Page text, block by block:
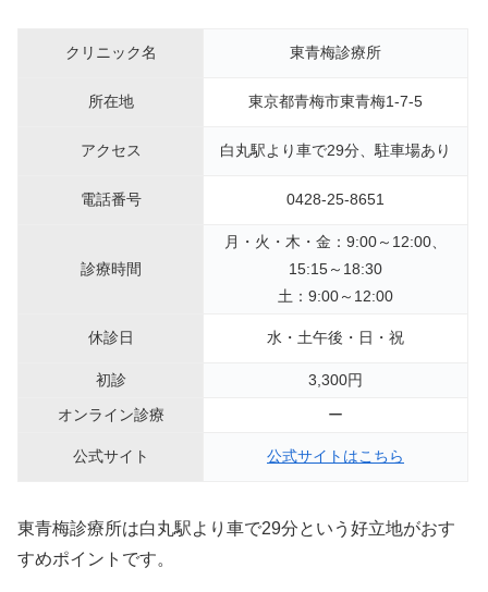
クリニック名 東青梅診療所
所在地 東京都青梅市東青梅1-7-5
アクセス 白丸駅より車で29分、駐車場あり
電話番号 0428-25-8651
診療時間
月・火・木・金：9:00～12:00、
15:15～18:30
土：9:00～12:00
休診日 水・土午後・日・祝
初診
3,300円
オンライン診療
ー
公式サイト 公式サイトはこちら
東青梅診療所は白丸駅より車で29分という好立地がおす
すめポイントです。